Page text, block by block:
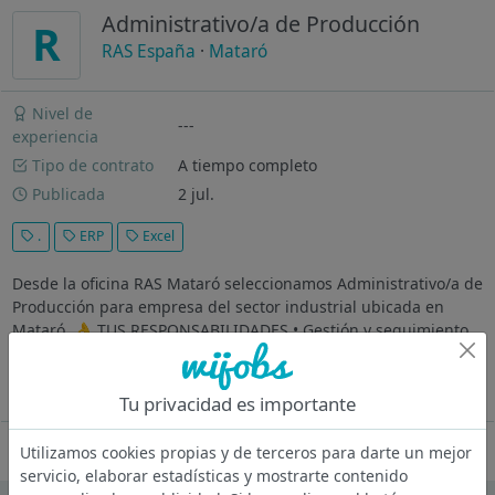
R Administrativo/a de Producción
RAS España · Mataró
Nivel de
experiencia
---
Tipo de contrato
A tiempo completo
Publicada
2 jul.
. ERP Excel
Desde la oficina RAS Mataró seleccionamos Administrativo/a de
Producción para empresa del sector industrial ubicada en
Mataró. 👌 TUS RESPONSABILIDADES • Gestión y seguimiento
de órdenes de fabricación. • Planificación y coordinación de la
Oferta desactivada
Tu privacidad es importante
Utilizamos cookies propias y de terceros para darte un mejor
servicio, elaborar estadísticas y mostrarte contenido